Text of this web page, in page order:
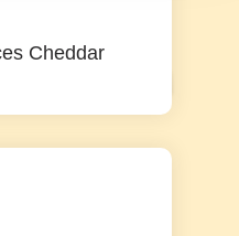
Cheddar